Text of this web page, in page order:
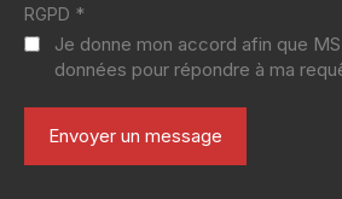
RGPD *
Je donne mon accord afin que
données pour répondre à ma